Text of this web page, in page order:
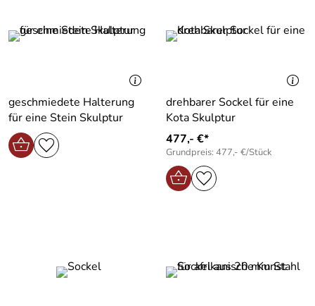
geschmiedete Halterung
für eine Stein Skulptur
drehbarer Sockel für eine
Kota Skulptur
477,- €*
Grundpreis: 477,- €/Stück